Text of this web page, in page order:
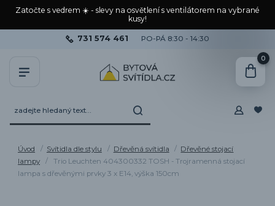
Zatočte s vedrem ☀️ - slevy na osvětlení s ventilátorem na vybrané
kusy!
731 574 461 PO-PÁ 8:30 - 14:30
0
Úvod Svítidla dle stylu Dřevěná svítidla
Dřevěné stojací
lampy
Trio Leuchten 404300332 TOSH - Trojramenná stojací
lampa s dřevěnými prvky 3 x E14, výška 150cm